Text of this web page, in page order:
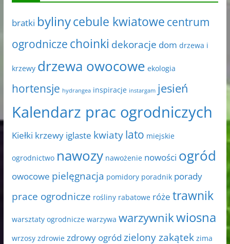
bratki bylinycebule kwiatowe centrum
ogrodnicze choinki dekoracje dom drzewa i
krzewy drzewa owocowe ekologia
hortensje hydrangea inspiracje instargam jesień
Kalendarz prac ogrodniczych
Kiełki krzewy iglaste kwiaty lato miejskie
ogrodnictwo nawozy nawożenie nowości ogród
owocowe pielęgnacja pomidory poradnik porady
prace ogrodnicze rośliny rabatowe róże trawnik
warsztaty ogrodnicze warzywa warzywnikwiosna
wrzosy zdrowie zdrowy ogród zielony zakątek zima